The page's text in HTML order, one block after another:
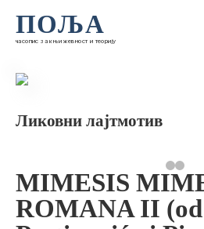
ПОЉА
часопис за књижевност и теорију
Ликовни лајтмотив
MIMESIS
ROMANA II (od